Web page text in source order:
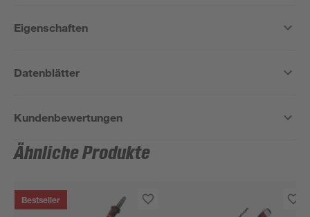
Eigenschaften
Datenblätter
Kundenbewertungen
Ähnliche Produkte
Bestseller